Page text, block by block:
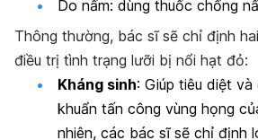
Do nấm: dùng thuốc chống
Thông thường, bác sĩ sẽ chỉ định
điều trị tình trạng lưỡi bị nổi hạt đỏ:
Kháng sinh: Giúp tiêu diệt
khuẩn tấn công vùng họng
nhiên, các bác sĩ sẽ chỉ định